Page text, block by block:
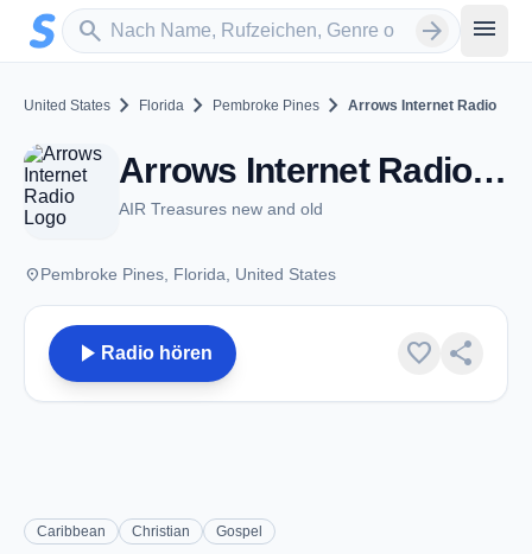
Zum Hauptinhalt springen
search
Sender suchen arrow_forward menu
United States chevron_right Florida chevron_right Pembroke Pines chevron_right Arrows Internet Radio
Arrows Internet Radio - Pembroke Pines, FL
AIR Treasures new and old
placePembroke Pines, Florida, United States
play_arrow Radio hören favorite share
Caribbean Christian Gospel